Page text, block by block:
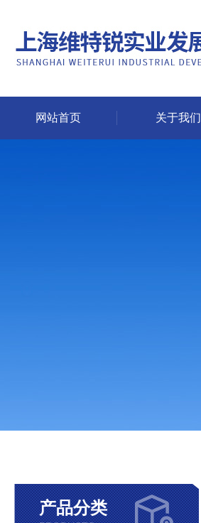
网站首页 关于我们
产品分类